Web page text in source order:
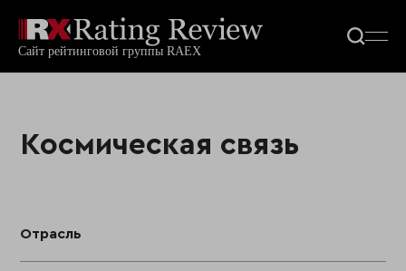
Космическая связь
Отрасль